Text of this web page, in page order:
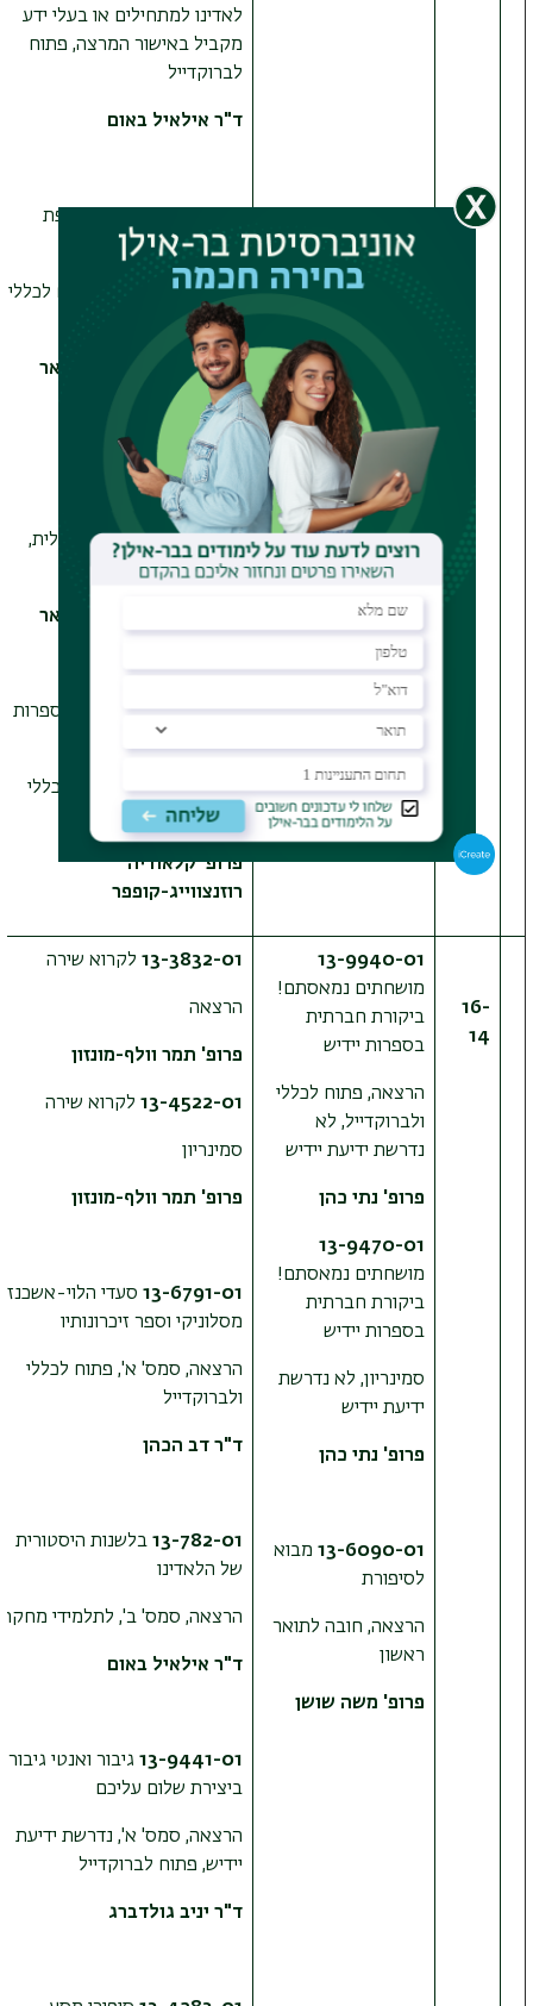
לאדינו למתחילים או בעלי ידע
מקביל באישור המרצה, פתוח
לברוקדייל
ד"ר אילאיל באום
מבוא לשפת
היידיש ותרבותה
הרצאה, סמסטר א', פתוח לכללי
ולברוקדייל
ד"ר דניאלה זיידמן-מאואר
13-9322-01
Yiddish
Heritage
הרצאה, סמסטר ב', באנגלית,
פתוח לכללי
ד"ר דניאלה זיידמן-מאואר
13-7576-01 פרימו לוי וספרות
הרצאה, סמס' ב', פתוח לכללי
ולברוקדייל
פרופ' קלאודיה
רוזנצווייג-קופפר
16-
14
13-9940-01
מושחתים נמאסתם!
ביקורת חברתית
בספרות יידיש
הרצאה, פתוח לכללי
ולברוקדייל, לא
נדרשת ידיעת יידיש
פרופ' נתי כהן
13-9470-01
מושחתים נמאסתם!
ביקורת חברתית
בספרות יידיש
סמינריון, לא נדרשת
ידיעת יידיש
פרופ' נתי כהן
13-6090-01 מבוא
לסיפורת
הרצאה, חובה לתואר
ראשון
פרופ' משה שושן
13-3832-01 לקרוא שירה
הרצאה
פרופ' תמר וולף-מונזון
13-4522-01 לקרוא שירה
סמינריון
פרופ' תמר וולף-מונזון
13-6791-01 סעדי הלוי-אשכנזי
מסלוניקי וספר זיכרונותיו
הרצאה, סמס' א', פתוח לכללי
ולברוקדייל
ד"ר דב הכהן
13-782-01 בלשנות היסטורית
של הלאדינו
הרצאה, סמס' ב', לתלמידי מחקר
ד"ר אילאיל באום
13-9441-01 גיבור ואנטי גיבור
ביצירת שלום עליכם
הרצאה, סמס' א', נדרשת ידיעת
יידיש, פתוח לברוקדייל
ד"ר יניב גולדברג